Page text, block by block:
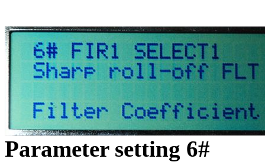
Parameter setting 6#